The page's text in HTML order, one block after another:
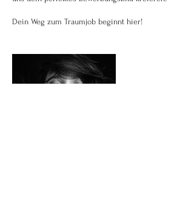
Dein Weg zum Traumjob beginnt hier!